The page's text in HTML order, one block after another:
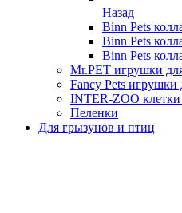
Назад
Binn Pets
Binn Pets
Binn Pets
Mr.PET игрушки
Fancy Pets игрушки
INTER-ZOO клетки
Пеленки
Для грызунов и птиц